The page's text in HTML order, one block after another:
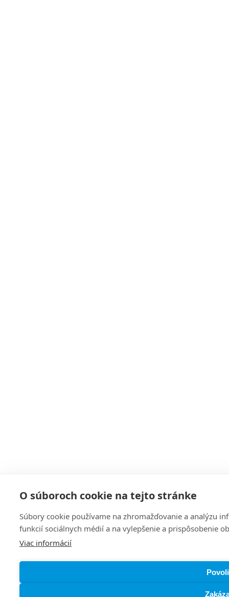
O súboroch cookie na tejto stránke
Súbory cookie používame na zhromažďovanie a analýzu
funkcií sociálnych médií a na vylepšenie a prispôsobenie
Viac informácií